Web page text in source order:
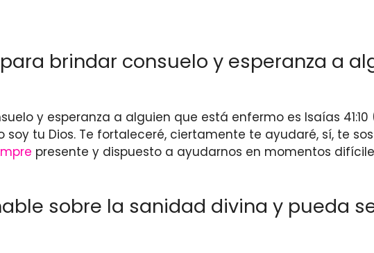
brindar consuelo y esperanza a
y esperanza a alguien que está enfermo es Isaías 41:10
soy tu Dios. Te fortaleceré, ciertamente te ayudaré, sí, te
presente y dispuesto a ayudarnos en momentos
sobre la sanidad divina y pueda